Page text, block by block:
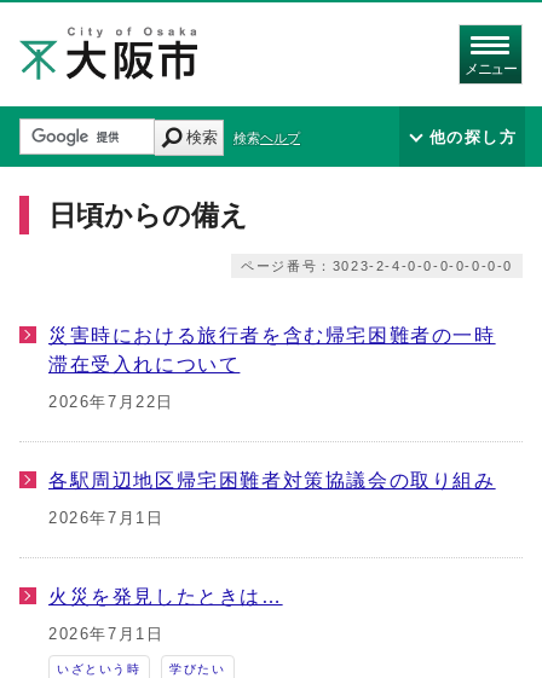
メニュー
検索 検索ヘルプ 他の探し方
日頃からの備え
ページ番号：3023-2-4-0-0-0-0-0-0-0
災害時における旅行者を含む帰宅困難者の一時
滞在受入れについて
2026年7月22日
各駅周辺地区帰宅困難者対策協議会の取り組み
2026年7月1日
火災を発見したときは…
2026年7月1日
いざという時 学びたい